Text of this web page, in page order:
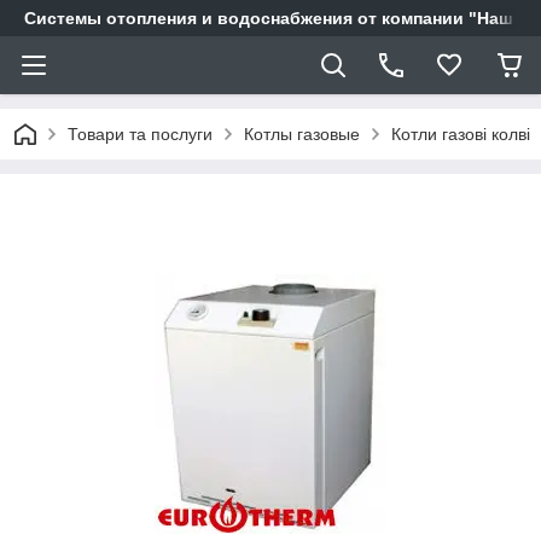
Системы отопления и водоснабжения от компании "Наш
Товари та послуги Котлы газовые Котли газові колві